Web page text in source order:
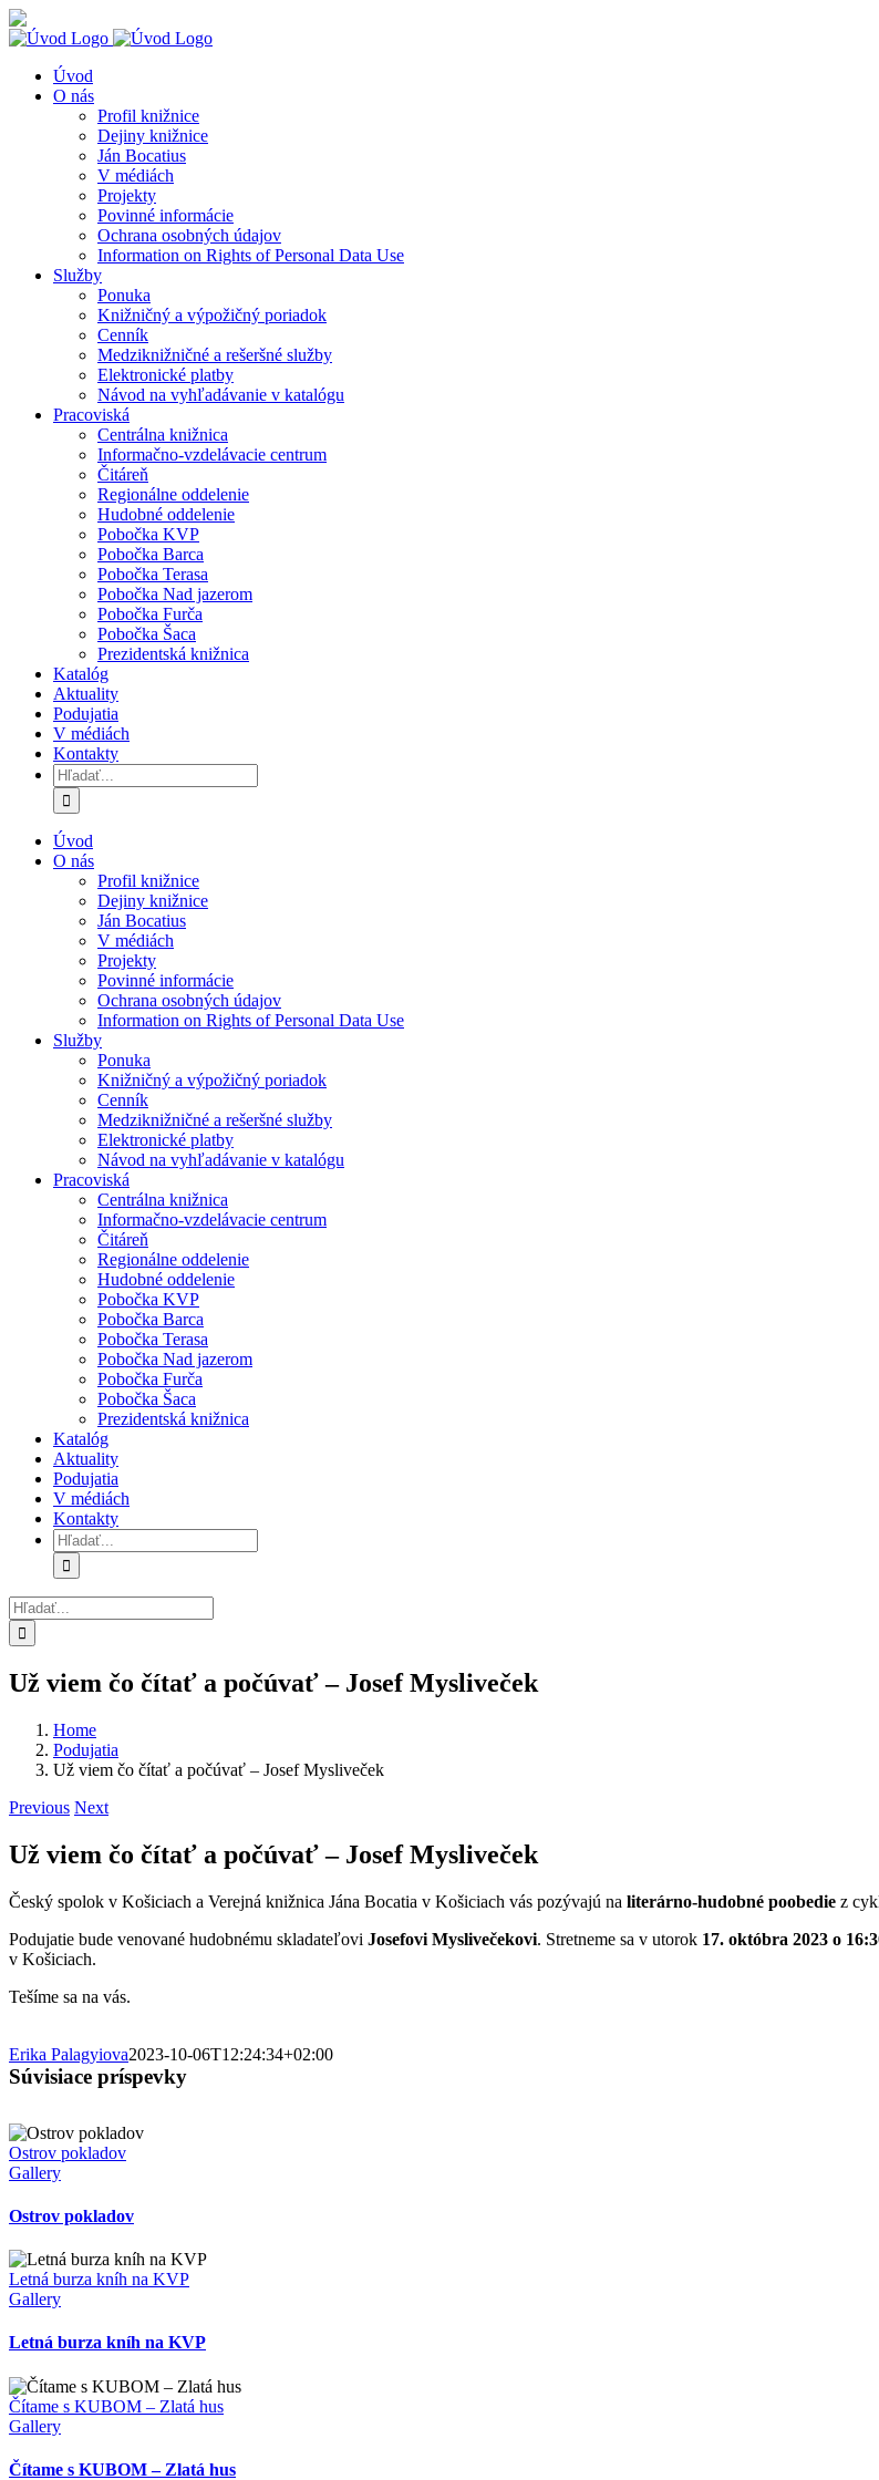
Skip
to
Knihy
na
Úvod
O nás
Profil knižnice
Dejiny knižnice
Ján Bocatius
V médiách
Projekty
Povinné informácie
Ochrana osobných údajov
Information on Rights of Personal Data Use
Služby
Ponuka
Knižničný a výpožičný poriadok
Cenník
Medziknižničné a rešeršné služby
Elektronické platby
Návod na vyhľadávanie v katalógu
Pracoviská
Centrálna knižnica
Informačno-vzdelávacie centrum
Čitáreň
Regionálne oddelenie
Hudobné oddelenie
Pobočka KVP
Pobočka Barca
Pobočka Terasa
Pobočka Nad jazerom
Pobočka Furča
Pobočka Šaca
Prezidentská knižnica
Katalóg
Aktuality
Podujatia
V médiách
Kontakty
Hľadať:
Úvod
O nás
Profil knižnice
Dejiny knižnice
Ján Bocatius
V médiách
Projekty
Povinné informácie
Ochrana osobných údajov
Information on Rights of Personal Data Use
Služby
Ponuka
Knižničný a výpožičný poriadok
Cenník
Medziknižničné a rešeršné služby
Elektronické platby
Návod na vyhľadávanie v katalógu
Pracoviská
Centrálna knižnica
Informačno-vzdelávacie centrum
Čitáreň
Regionálne oddelenie
Hudobné oddelenie
Pobočka KVP
Pobočka Barca
Pobočka Terasa
Pobočka Nad jazerom
Pobočka Furča
Pobočka Šaca
Prezidentská knižnica
Katalóg
Aktuality
Podujatia
V médiách
Kontakty
Hľadať:
Hľadať:
Už viem čo čítať a počúvať – Josef Mysliveček
Home
Podujatia
Už viem čo čítať a počúvať – Josef Mysliveček
Previous Next
Už viem čo čítať a počúvať – Josef Mysliveček
Český spolok v Košiciach a Verejná knižnica Jána Bocatia v Košiciach vás pozývajú na literárno-hudobné poobedie z
Podujatie bude venované hudobnému skladateľovi Josefovi Myslivečekovi. Stretneme sa v utorok 17. októbra 2023 o
v Košiciach.
Tešíme sa na vás.
Erika Palagyiova2023-10-06T12:24:34+02:00
Súvisiace príspevky
Ostrov pokladov
Gallery
Ostrov pokladov
Letná burza kníh na KVP
Gallery
Letná burza kníh na KVP
Čítame s KUBOM – Zlatá hus
Gallery
Čítame s KUBOM – Zlatá hus